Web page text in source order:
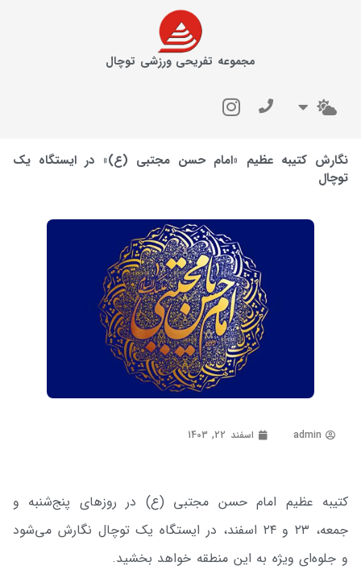
مجموعه تفریحی ورزشی توچال
نگارش کتیبه عظیم «امام حسن مجتبی (ع)» در ایستگاه یک
توچال
admin اسفند 22, 1403
کتیبه عظیم امام حسن مجتبی (ع) در روزهای پنج‌شنبه و
جمعه، ۲۳ و ۲۴ اسفند، در ایستگاه یک توچال نگارش می‌شود
و جلوه‌ای ویژه به این منطقه خواهد بخشید.